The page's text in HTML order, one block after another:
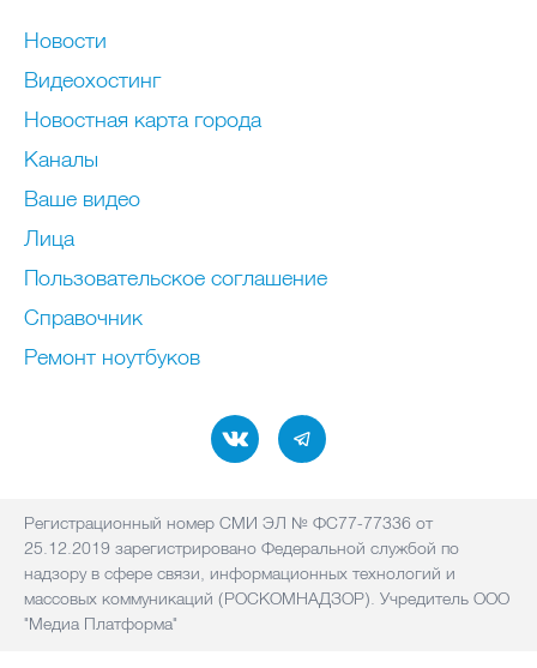
Новости
Видеохостинг
Новостная карта города
Каналы
Ваше видео
Лица
Пользовательское соглашение
Справочник
Ремонт нoутбуков
Регистрационный номер СМИ ЭЛ № ФС77-77336 от
25.12.2019 зарегистрировано Федеральной службой по
надзору в сфере связи, информационных технологий и
массовых коммуникаций (РОСКОМНАДЗОР). Учредитель ООО
"Медиа Платформа"